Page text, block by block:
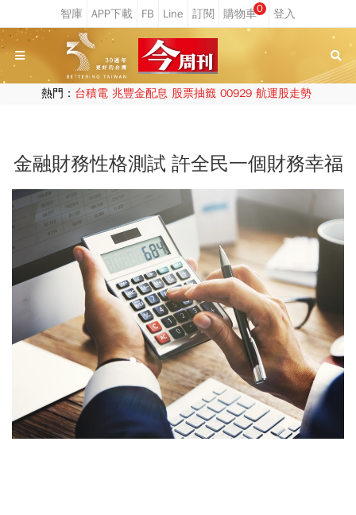
0
熱門： 台積電 兆豐金配息 股票抽籤 00929 航運股走勢
金融財務性格測試 許全民一個財務幸福